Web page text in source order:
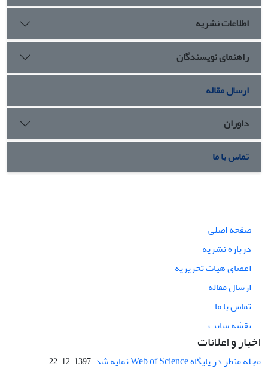
اطلاعات نشریه
راهنمای نویسندگان
ارسال مقاله
داوران
تماس با ما
صفحه اصلی
درباره نشریه
اعضای هیات تحریریه
ارسال مقاله
تماس با ما
نقشه سایت
اخبار و اعلانات
مجله منظر در پایگاه Web of Science نمایه شد. 1397-12-22